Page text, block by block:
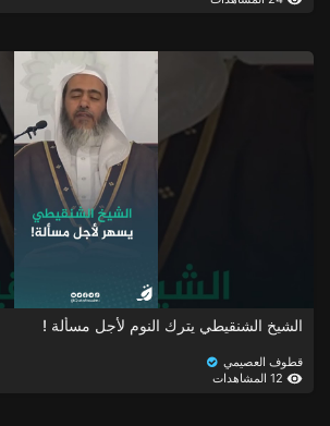
الشيخ الشنقيطي يترك النوم لأجل مسألة !
قطوف العصيمي